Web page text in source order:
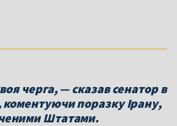
черга, — сказав сенатор в
коментуючи поразку Ірану,
Штатами.